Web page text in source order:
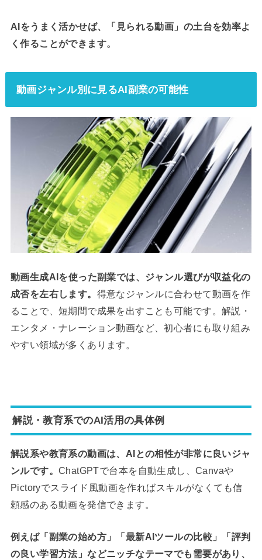
AIをうまく活かせば、「見られる動画」の土台を効率よ
く作ることができます。
動画ジャンル別に見るAI副業の可能性
動画生成AIを使った副業では、ジャンル選びが収益化の
成否を左右します。 得意なジャンルに合わせて動画を作
ることで、短期間で成果を出すことも可能です。解説・
エンタメ・ナレーション動画など、初心者にも取り組み
やすい領域が多くあります。
解説・教育系でのAI活用の具体例
解説系や教育系の動画は、AIとの相性が非常に良いジャ
ンルです。 ChatGPTで台本を自動生成し、Canvaや
Pictoryでスライド風動画を作ればスキルがなくても信
頼感のある動画を発信できます。
例えば「副業の始め方」「最新AIツールの比較」「評判
の良い学習方法」などニッチなテーマでも需要があり、